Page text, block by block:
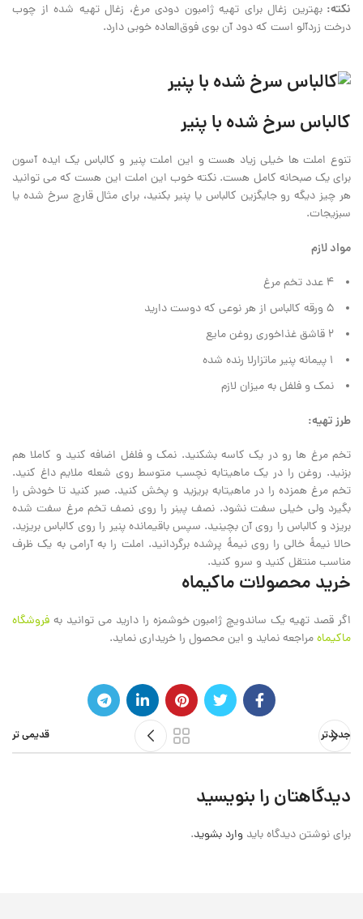
نکته:بهترین زغال برای تهیه ژامبون دودی مرغ، زغال تهیه شده از چوب
درخت زردآلو است که دود آن بوی فوق‌العاده خوبی دارد.
کالباس سرخ شده با پنیر
تنوع املت ها خیلی‌ زیاد هست و این املت پنیر و کالباس یک ایده آسون
برای یک صبحانه کامل هست. نکته خوب این املت این هست که می توانید
هر چیز دیگه رو جایگزین کالباس یا پنیر بکنید، برای مثال قارچ سرخ شده یا
سبزیجات.
مواد لازم
نمک و فلفل به میزان لازم
طرز تهیه:
تخم مرغ ها رو در یک کاسه بشکنید. نمک و فلفل اضافه کنید و کاملا هم
بزنید. روغن را در یک ماهیتابه نچسب متوسط روی شعله ملایم داغ کنید.
تخم مرغ همزده را در ماهیتابه بریزید و پخش کنید. صبر کنید تا خودش را
بگیرد ولی‌ خیلی‌ سفت نشود. نصف پینر را روی نصف تخم مرغ سفت شده
بریزد و کالباس را روی آن‌ بچینید. سپس باقیمانده پنیر را روی کالباس بریزید.
حالا نیمهٔ خالی‌ را روی نیمهٔ پرشده برگردانید. املت را به آرامی به یک ظرف
مناسب منتقل کنید و سرو کنید.
خرید محصولات ماکیماه
اگر قصد تهیه یک ساندویچ ژامبون خوشمزه را دارید می توانید به فروشگاه
ماکیماهمراجعه نماید و این محصول را خریداری نماید.
جدیدتر قدیمی تر
دیدگاهتان را بنویسید
برای نوشتن دیدگاه باید وارد بشوید.